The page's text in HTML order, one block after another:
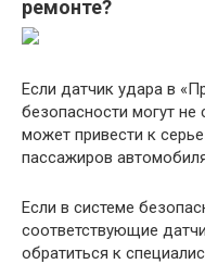
ремонте?
Если датчик удара в
безопасности могут не
может привести к
пассажиров
Если в системе
соответствующие
обратиться к